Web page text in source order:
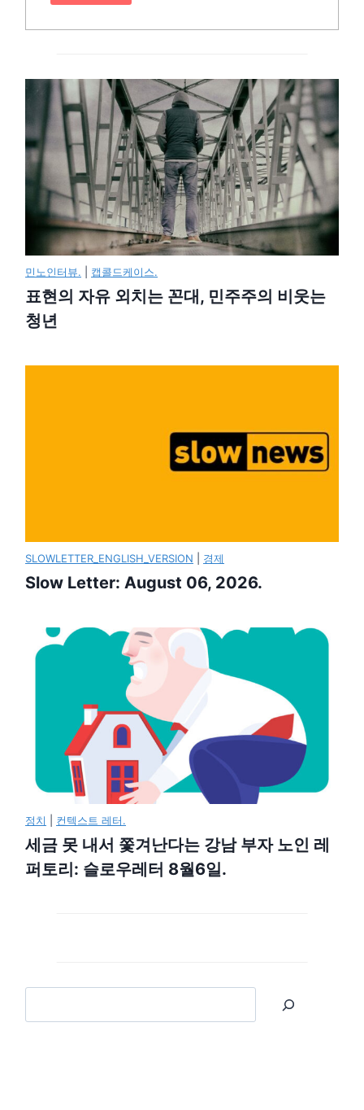
민노인터뷰. 캡콜드케이스.
표현의 자유 외치는 꼰대, 민주주의 비웃는
청년
SLOWLETTER_ENGLISH_VERSION 경제
Slow Letter: August 06, 2026.
정치 컨텍스트 레터.
세금 못 내서 쫓겨난다는 강남 부자 노인 레
퍼토리: 슬로우레터 8월6일.